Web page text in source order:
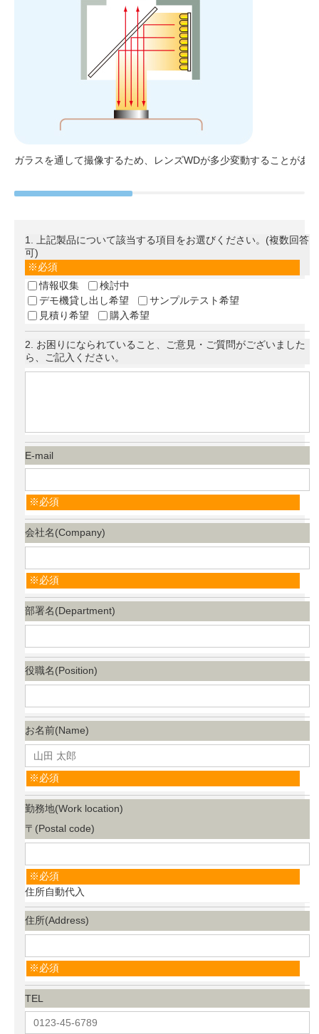
ガラスを通して撮像するため、レンズWDが多少変動することがあ
1
. 上記製品について該当する項目をお選びください。(複数回答
可)
必須
情報収集
検討中
デモ機貸し出し希望
サンプルテスト希望
見積り希望
購入希望
2 . お困りになられていること、ご意見・ご質問がございました
ら、ご記入ください。
E-mail
必須
会社名(Company)
必須
部署名(Department)
役職名(Position)
お名前(Name)
必須
勤務地(Work location)
〒(Postal code)
必須
住所自動代入
住所(Address)
必須
TEL